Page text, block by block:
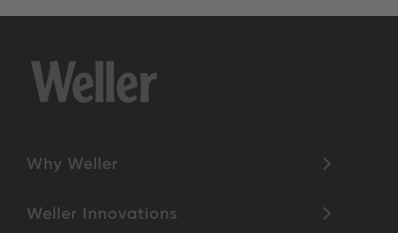
Why Weller
Weller Innovations